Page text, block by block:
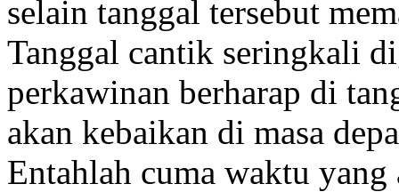
selain tanggal tersebut
Tanggal cantik seringkali
perkawinan berharap di
akan kebaikan di masa
Entahlah cuma waktu